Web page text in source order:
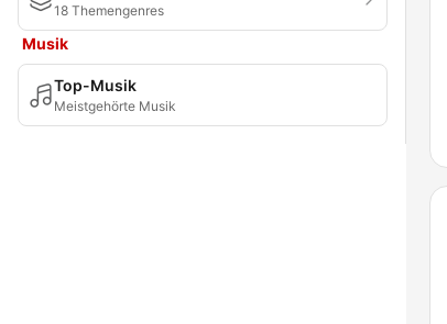
18 Themengenres
Musik
Top-Musik
Meistgehörte Musik